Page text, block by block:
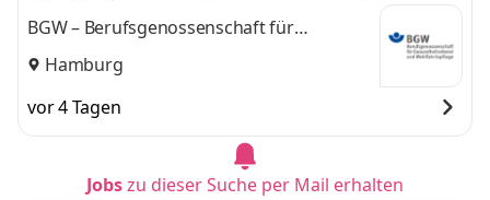
VIER
BGW – Berufsgenossenschaft für
Gesundheitsdienst und Wohlfahrtspflege
Hamburg
vor 4 Tagen
Jobszu dieser Suche per Mail erhalten